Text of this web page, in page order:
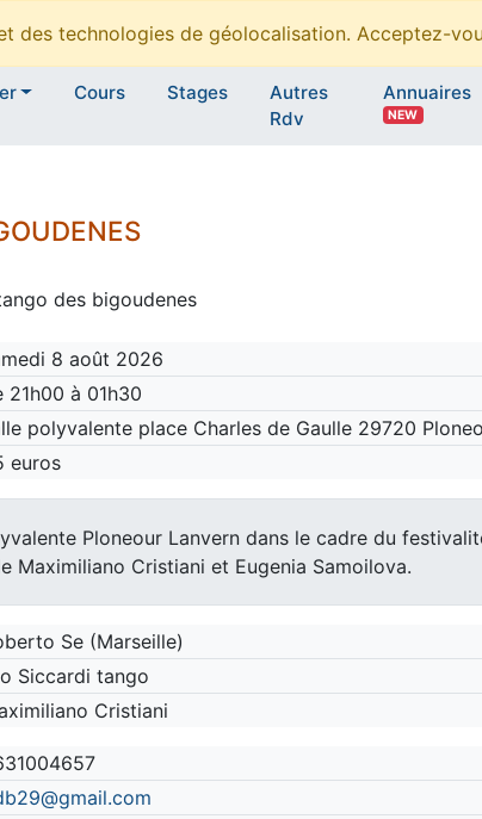
des technologies de géolocalisation. Acceptez-
Cours Stages
Autres
Rdv
Annuaires
NEW
des bigoudenes
8 août 2026
21h00 à 01h30
polyvalente place Charles de Gaulle 29720
euros
Ploneour Lanvern dans le cadre du
Maximiliano Cristiani et Eugenia Samoilova.
Se (Marseille)
Siccardi tango
Cristiani